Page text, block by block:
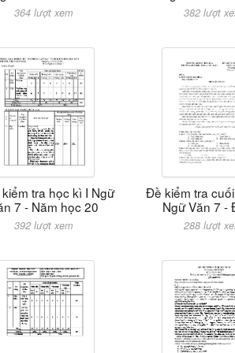
364 lượt xem 382 lượt
tra học kì I Ngữ
7 - Năm học 20
392 lượt xem
Đề kiểm tra
Ngữ Văn 7 -
288 lượt